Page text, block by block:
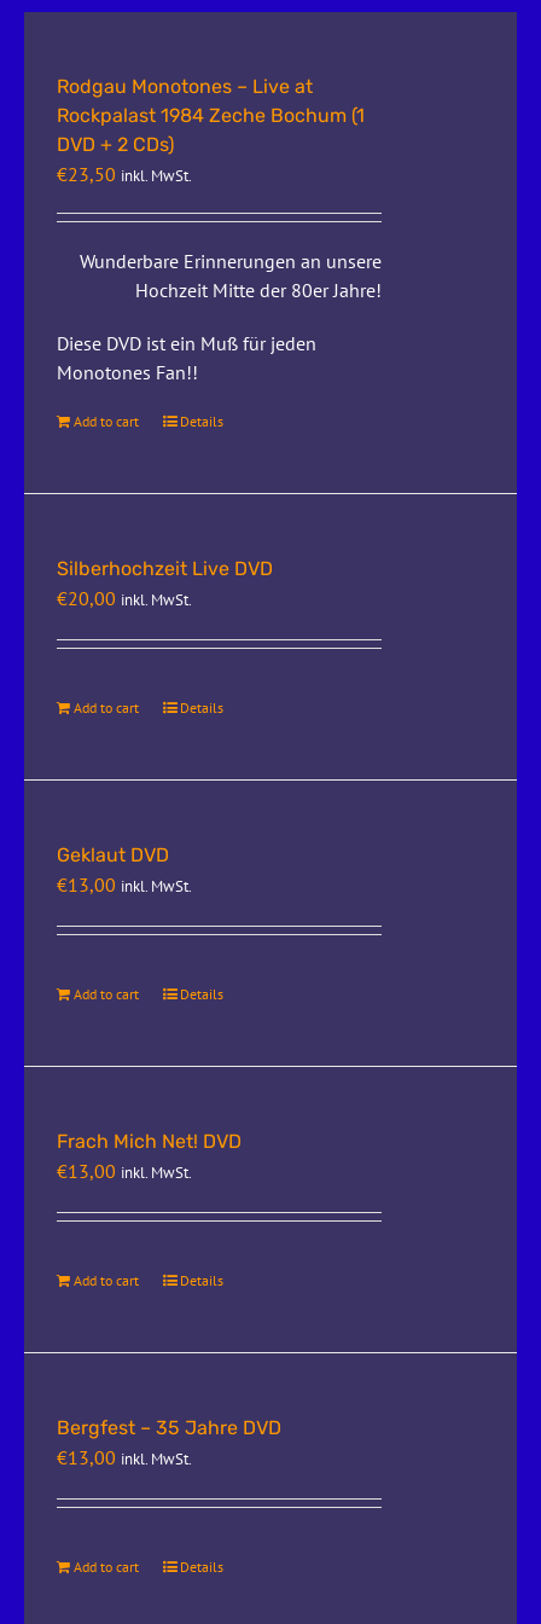
Rodgau Monotones – Live at
Rockpalast 1984 Zeche Bochum (1
DVD + 2 CDs)
€23,50 inkl. MwSt.
Wunderbare Erinnerungen an unsere
Hochzeit Mitte der 80er Jahre!
Diese DVD ist ein Muß für jeden
Monotones Fan!!
Add to cart Details
Silberhochzeit Live DVD
€20,00 inkl. MwSt.
Add to cart Details
Geklaut DVD
€13,00 inkl. MwSt.
Add to cart Details
Frach Mich Net! DVD
€13,00 inkl. MwSt.
Add to cart Details
Bergfest – 35 Jahre DVD
€13,00 inkl. MwSt.
Add to cart Details